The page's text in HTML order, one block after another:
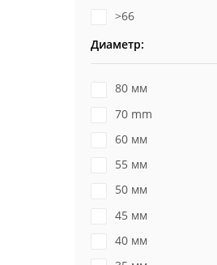
>66
Диаметр:
80 мм
70 mm
60 мм
55 мм
50 мм
45 мм
40 мм